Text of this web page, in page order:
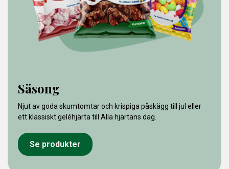
Säsong
Njut av goda skumtomtar och krispiga påskägg till jul eller
ett klassiskt geléhjärta till Alla hjärtans dag.
Se produkter